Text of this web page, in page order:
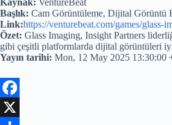
Kaynak: VentureBeat
Başlık: Cam Görüntüleme, Dijital Görüntü
Link:https://venturebeat.com/games/
Özet: Glass Imaging, Insight Partners
gibi çeşitli platformlarda dijital görüntüleri
Yayın tarihi: Mon, 12 May 2025 13:30:00
F